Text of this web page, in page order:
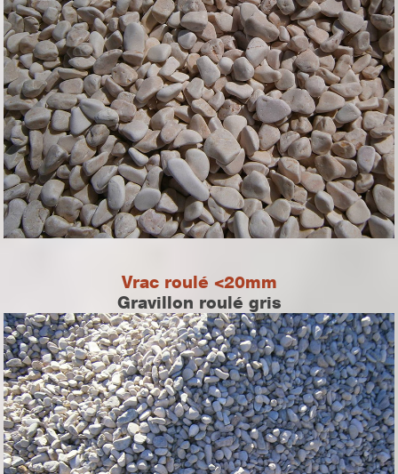
Vrac roulé <20mm
Gravillon roulé gris